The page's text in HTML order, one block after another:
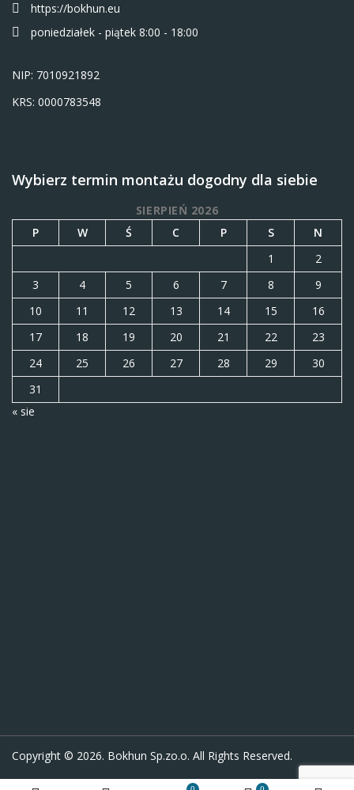
https://bokhun.eu
poniedziałek - piątek 8:00 - 18:00
NIP: 7010921892
KRS: 0000783548
Wybierz termin montażu dogodny dla siebie
SIERPIEŃ 2026
P
W Ś C P S
N
1
2
3
4 5 6 7 8
9
10
11 12 13 14 15
16
17
18 19 20 21 22
23
24
25 26 27 28 29
30
31
« sie
Copyright © 2026. Bokhun Sp.zo.o. All Rights Reserved.